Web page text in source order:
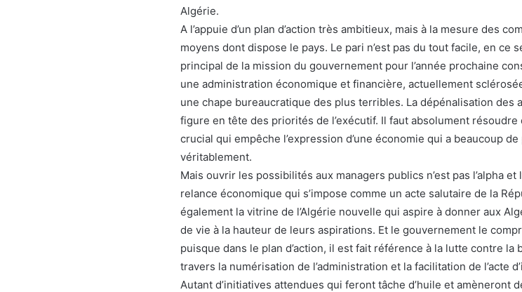
Algérie.
A l’appuie d’un plan d’action très ambitieux, mais à la mesure des
moyens dont dispose le pays. Le pari n’est pas du tout facile, en ce
principal de la mission du gouvernement pour l’année prochaine
une administration économique et financière, actuellement
une chape bureaucratique des plus terribles. La dépénalisation des
figure en tête des priorités de l’exécutif. Il faut absolument résoudre
crucial qui empêche l’expression d’une économie qui a beaucoup
véritablement.
Mais ouvrir les possibilités aux managers publics n’est pas l’alpha et
relance économique qui s’impose comme un acte salutaire de la
également la vitrine de l’Algérie nouvelle qui aspire à donner aux
de vie à la hauteur de leurs aspirations. Et le gouvernement le
puisque dans le plan d’action, il est fait référence à la lutte contre la
travers la numérisation de l’administration et la facilitation de l’acte
Autant d’initiatives attendues qui feront tâche d’huile et amèneront